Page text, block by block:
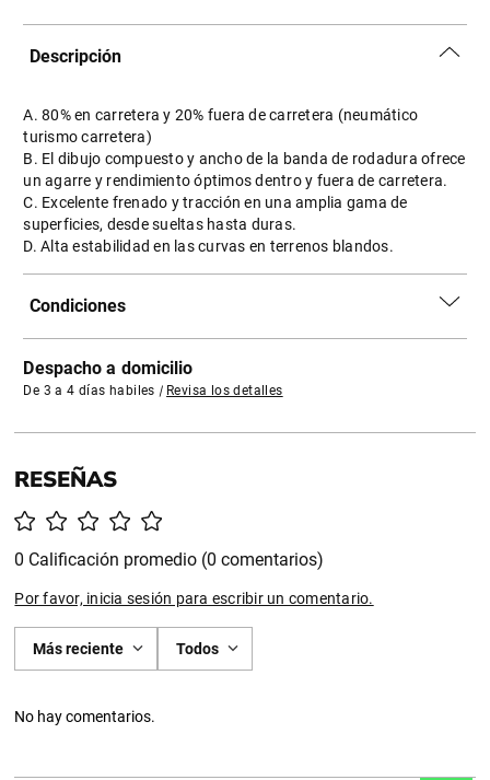
Descripción
A. 80% en carretera y 20% fuera de carretera (neumático
turismo carretera)
B. El dibujo compuesto y ancho de la banda de rodadura ofrece
un agarre y rendimiento óptimos dentro y fuera de carretera.
C. Excelente frenado y tracción en una amplia gama de
superficies, desde sueltas hasta duras.
D. Alta estabilidad en las curvas en terrenos blandos.
Condiciones
Despacho a domicilio
De 3 a 4 días habiles | Revisa los detalles
0 Calificación promedio (0 comentarios)
Por favor, inicia sesión para escribir un comentario.
Más reciente Todos
No hay comentarios.